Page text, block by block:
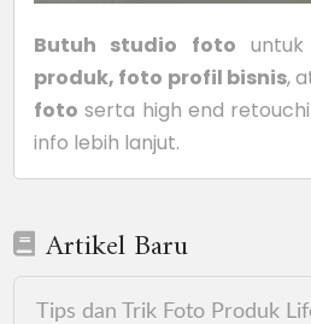
Butuh studio foto
produk, foto profil bisnis,
foto serta high end
info lebih lanjut.
Artikel Baru
Tips dan Trik Foto Produk